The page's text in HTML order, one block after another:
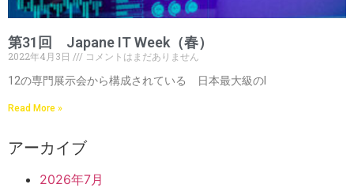
第31回 Japane IT Week（春）
2022年4月3日
コメントはまだありません
12の専門展示会から構成されている 日本最大級のI
Read More »
アーカイブ
2026年7月